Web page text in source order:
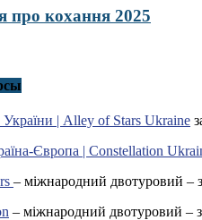
про кохання 2025
| Alley of Stars Ukraine
Європа | Constellation
– міжнародний двотуровий –
– міжнародний двотуровий –